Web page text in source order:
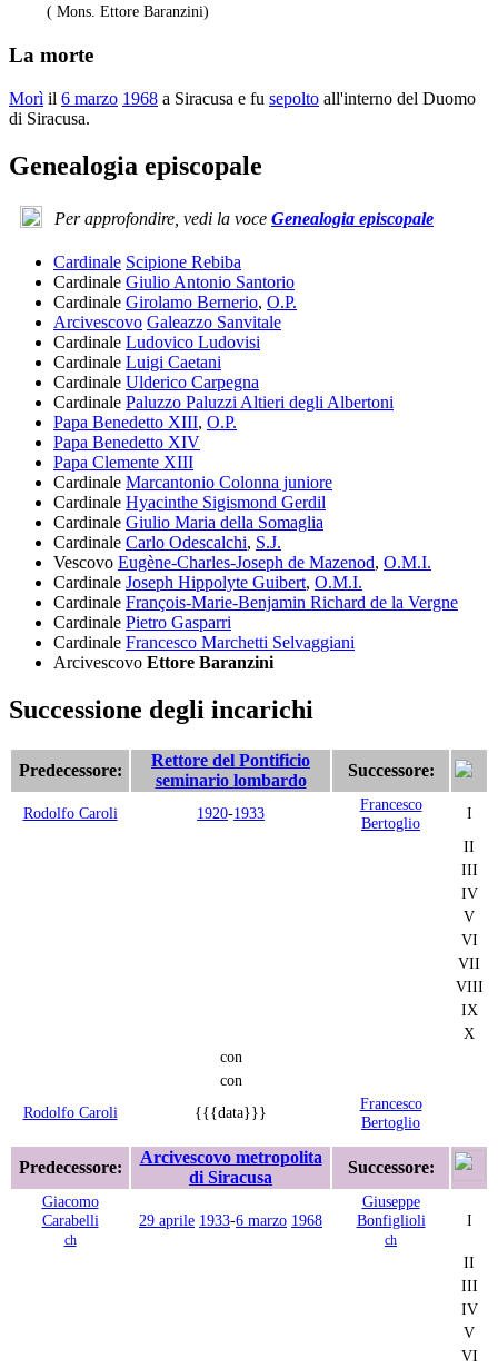
( Mons. Ettore Baranzini)
La morte
Morì il 6 marzo 1968 a Siracusa e fu sepolto all'interno del Duomo
di Siracusa.
Genealogia episcopale
Per approfondire, vedi la voce Genealogia episcopale
Cardinale Scipione Rebiba
Cardinale Giulio Antonio Santorio
Cardinale Girolamo Bernerio, O.P.
Arcivescovo Galeazzo Sanvitale
Cardinale Ludovico Ludovisi
Cardinale Luigi Caetani
Cardinale Ulderico Carpegna
Cardinale Paluzzo Paluzzi Altieri degli Albertoni
Papa Benedetto XIII, O.P.
Papa Benedetto XIV
Papa Clemente XIII
Cardinale Marcantonio Colonna juniore
Cardinale Hyacinthe Sigismond Gerdil
Cardinale Giulio Maria della Somaglia
Cardinale Carlo Odescalchi, S.J.
Vescovo Eugène-Charles-Joseph de Mazenod, O.M.I.
Cardinale Joseph Hippolyte Guibert, O.M.I.
Cardinale François-Marie-Benjamin Richard de la Vergne
Cardinale Pietro Gasparri
Cardinale Francesco Marchetti Selvaggiani
Arcivescovo Ettore Baranzini
Successione degli incarichi
Predecessore:
Rettore del Pontificio
seminario lombardo
Successore:
Rodolfo Caroli 1920-1933
Francesco
Bertoglio
I
II
III
IV
V
VI
VII
VIII
IX
X
con
con
Rodolfo Caroli
{{{data}}}
Francesco
Bertoglio
Predecessore:
Arcivescovo metropolita
di Siracusa
Successore:
Giacomo
Carabelli
ch
29 aprile 1933-6 marzo 1968
Giuseppe
Bonfiglioli
ch
I
II
III
IV
V
VI